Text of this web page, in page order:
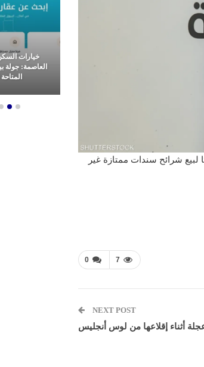
لبيع شرائح سندات ممتازة غير
0 7
NEXT POST
أثناء إقلاعها من لوس أنجليس
خيارات
العاصمة: جولة
المتاحة